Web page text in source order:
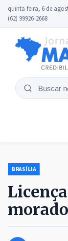
quinta-feira, 6 de
(62) 99926-2668
Buscar
BRASÍLIA